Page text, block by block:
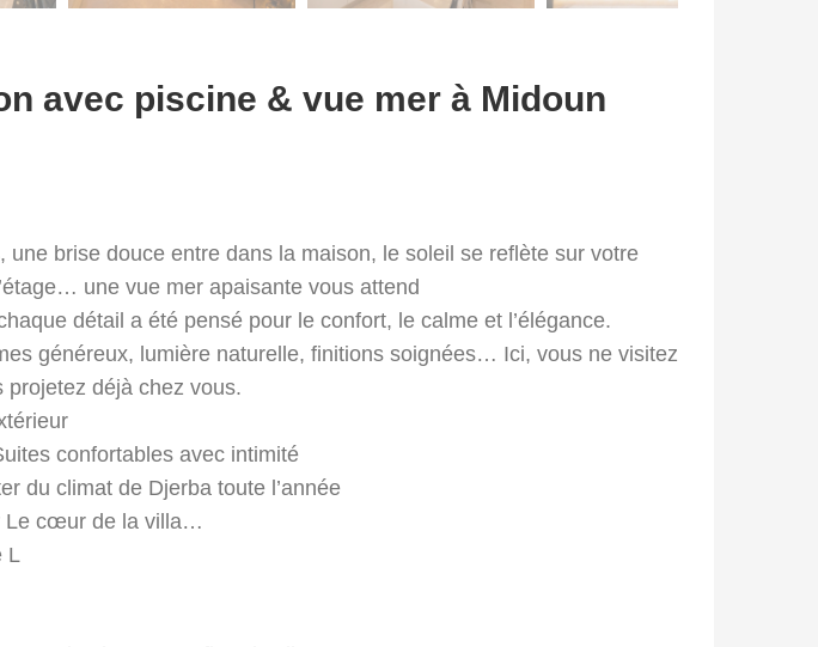
avec piscine & vue mer à Midoun
une brise douce entre dans la maison, le soleil se reflète sur votre
une vue mer apaisante vous attend
détail a été pensé pour le confort, le calme et l’élégance.
généreux, lumière naturelle, finitions soignées… Ici, vous ne visitez
déjà chez vous.
confortables avec intimité
du climat de Djerba toute l’année
Le cœur de la villa…
L